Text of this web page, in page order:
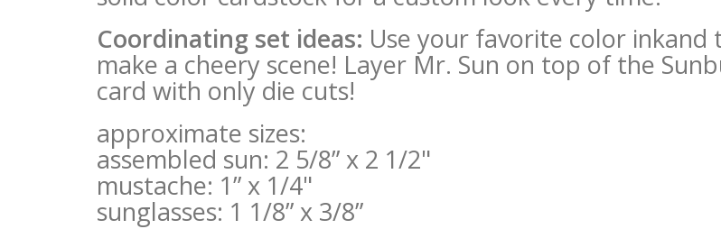
Coordinating set ideas: Use your favorite color inkand
make a cheery scene! Layer Mr. Sun on top of the
card with only die cuts!
approximate sizes:
assembled sun: 2 5/8” x 2 1/2"
mustache: 1” x 1/4"
sunglasses: 1 1/8” x 3/8”